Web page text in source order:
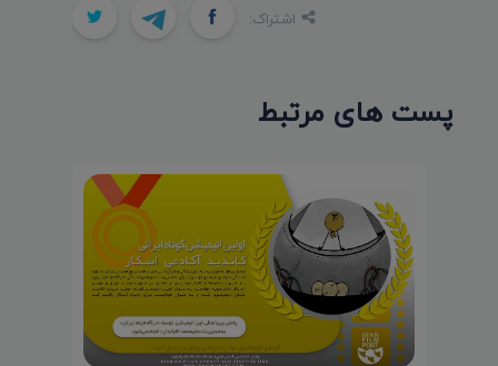
اشتراک:
پست های مرتبط